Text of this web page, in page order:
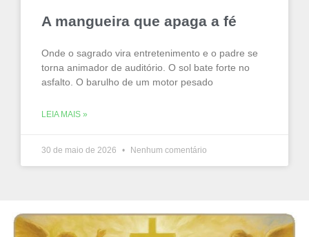
A mangueira que apaga a fé
Onde o sagrado vira entretenimento e o padre se
torna animador de auditório. O sol bate forte no
asfalto. O barulho de um motor pesado
LEIA MAIS »
30 de maio de 2026 Nenhum comentário